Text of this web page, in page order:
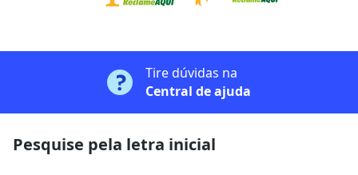
Tire dúvidas na
Central de ajuda
Pesquise pela letra inicial